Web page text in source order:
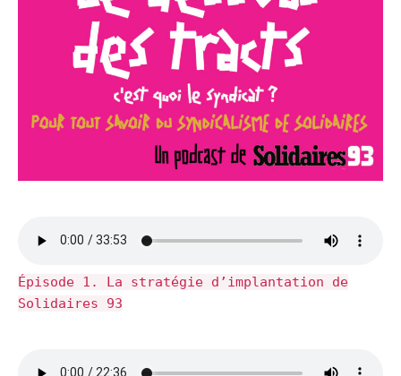
Épisode 1. La stratégie d’implantation de
Solidaires 93